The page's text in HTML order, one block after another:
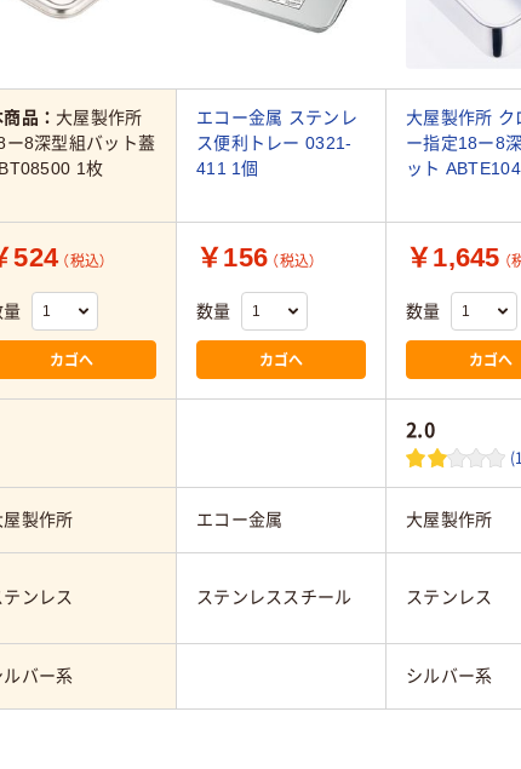
品： 大屋製作所
ー8深型組バット蓋
1枚
エコー金属 ステンレ
ス便利トレー 0321-
411 1個
大屋製作所 ク
ー指定18ー8
ット
524 （税込）
量
カゴへ
￥156 （税込）
数量
カゴへ
￥1,645 （
数量
カゴへ
2.0
屋製作所 エコー金属 大屋製作所
テンレス ステンレススチール ステンレス
ルバー系 シルバー系